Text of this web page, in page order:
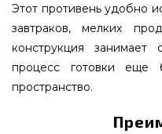
Этот противень удобно
завтраков, мелких
конструкция
процесс готовки еще
пространство.